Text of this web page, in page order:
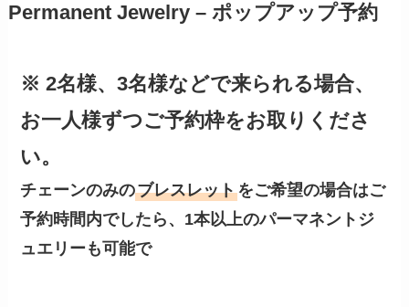
Permanent Jewelry – ポップアップ予約
※ 2名様、3名様などで来られる場合、
お一人様ずつご予約枠をお取りくださ
い。
チェーンのみのブレスレットをご希望の場合はご
予約時間内でしたら、1本以上のパーマネントジ
ュエリーも可能で